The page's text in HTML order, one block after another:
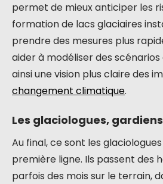
permet de mieux anticiper les
formation de lacs glaciaires
prendre des mesures plus
aider à modéliser des
ainsi une vision plus claire des
changement climatique.
Les glaciologues,
Au final, ce sont les
première ligne. Ils passent des
parfois des mois sur le terrain,